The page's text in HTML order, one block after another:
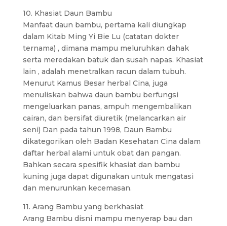
10. Khasiat Daun Bambu
Manfaat daun bambu, pertama kali diungkap
dalam Kitab Ming Yi Bie Lu (catatan dokter
ternama) , dimana mampu meluruhkan dahak
serta meredakan batuk dan susah napas. Khasiat
lain , adalah menetralkan racun dalam tubuh.
Menurut Kamus Besar herbal Cina, juga
menuliskan bahwa daun bambu berfungsi
mengeluarkan panas, ampuh mengembalikan
cairan, dan bersifat diuretik (melancarkan air
seni) Dan pada tahun 1998, Daun Bambu
dikategorikan oleh Badan Kesehatan Cina dalam
daftar herbal alami untuk obat dan pangan.
Bahkan secara spesifik khasiat dan bambu
kuning juga dapat digunakan untuk mengatasi
dan menurunkan kecemasan.
11. Arang Bambu yang berkhasiat
Arang Bambu disni mampu menyerap bau dan